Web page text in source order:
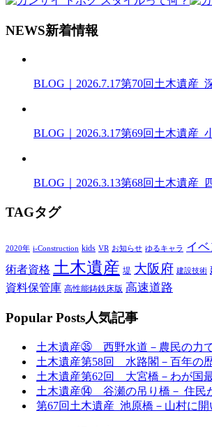
NEWS新着情報
BLOG｜2026.7.17第70回土木遺産_
BLOG｜2026.3.17第69回土木遺産_
BLOG｜2026.3.13第68回土木遺産_
TAGタグ
2020年 i-Construction kids VR お知らせ ゆるキャラ イベ
術者資格 土木遺産 堤 大阪府 建設技術
資料保管庫 高性能鋳鉄床版 高速道路
Popular Posts人気記事
土木遺産㉟ 西野水道－農民の力
土木遺産第58回 水路閣－百年の
土木遺産第62回 大宮橋－わが国
土木遺産⑭ 谷瀬の吊り橋－ 住民
第67回土木遺産_池原橋－山村に